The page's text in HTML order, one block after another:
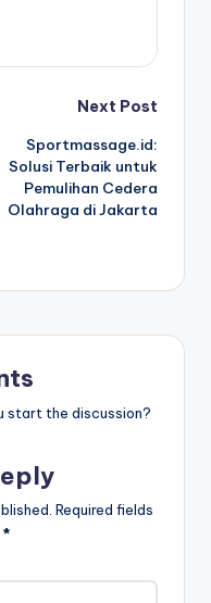
Next Post
Sportmassage.id:
Solusi Terbaik untuk
Pemulihan Cedera
Olahraga di Jakarta
start the discussion?
Required fields
*